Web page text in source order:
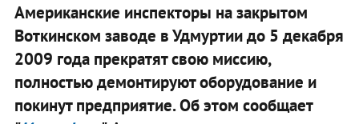
Американские инспекторы на закрытом
Воткинском заводе в Удмуртии до 5 декабря
2009 года прекратят свою миссию,
полностью демонтируют оборудование и
покинут предприятие. Об этом сообщает